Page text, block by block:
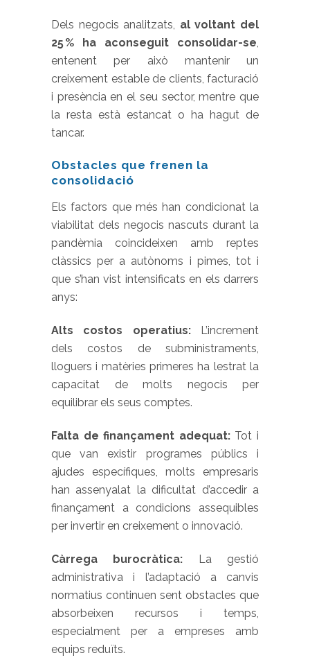
Dels negocis analitzats, al voltant del
25 % ha aconseguit consolidar-se,
entenent per això mantenir un
creixement estable de clients, facturació
i presència en el seu sector, mentre que
la resta està estancat o ha hagut de
tancar.
Obstacles que frenen la
consolidació
Els factors que més han condicionat la
viabilitat dels negocis nascuts durant la
pandèmia coincideixen amb reptes
clàssics per a autònoms i pimes, tot i
que s’han vist intensificats en els darrers
anys:
Alts costos operatius:L’increment
dels costos de subministraments,
lloguers i matèries primeres ha lestrat la
capacitat de molts negocis per
equilibrar els seus comptes.
Falta de finançament adequat:Tot i
que van existir programes públics i
ajudes específiques, molts empresaris
han assenyalat la dificultat d’accedir a
finançament a condicions assequibles
per invertir en creixement o innovació.
Càrrega burocràtica: La gestió
administrativa i l’adaptació a canvis
normatius continuen sent obstacles que
absorbeixen recursos i temps,
especialment per a empreses amb
equips reduïts.